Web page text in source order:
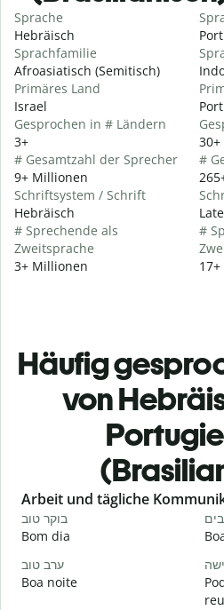
Sprache
Hebräisch
Sprachfamilie
Afroasiatisch (Semitisch)
Primäres Land
Israel
Gesprochen in # Ländern
3+
# Gesamtzahl der Sprecher
9+ Millionen
Schriftsystem / Schrift
Hebräisch
# Sprechende als
Zweitsprache
3+ Millionen
30+
#
#
Häufig
von
Slide 1 of 6
Arbeit und tägliche
בוקר טוב
Bom dia
ערב טוב
Boa noite